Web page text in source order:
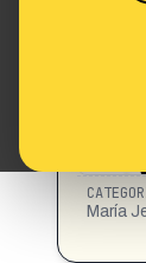
Y TU
María